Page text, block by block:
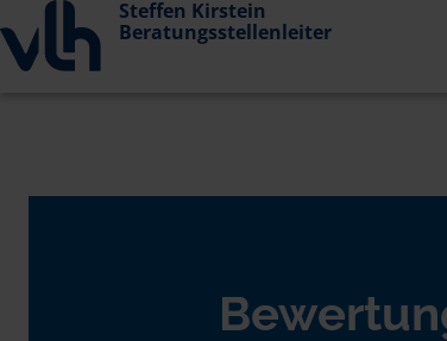
Steffen Kirstein
Beratungsstellenleiter